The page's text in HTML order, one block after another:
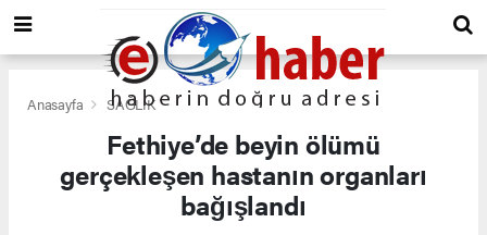
Anasayfa SAĞLIK
Fethiye’de beyin ölümü
gerçekleşen hastanın organları
bağışlandı